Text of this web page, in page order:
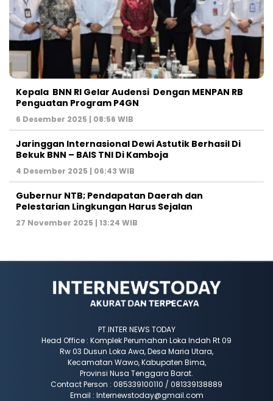
Kepala BNN RI Gelar Audensi Dengan MENPAN RB
Penguatan Program P4GN
6 Desember 2025 | 08:56 WIB
Jaringgan Internasional Dewi Astutik Berhasil Di
Bekuk BNN – BAIS TNI Di Kamboja
4 Desember 2025 | 06:43 WIB
Gubernur NTB; Pendapatan Daerah dan
Pelestarian Lingkungan Harus Sejalan
27 November 2025 | 13:24 WIB
PT.INTER NEWS TODAY
Head Office : Komplek Perumahan Loka Indah Rt 09
Rw 03 Dusun Loka Awa, Desa Maria Utara,
Kecamatan Wawo, Kabupaten Bima,
Provinsi Nusa Tenggara Barat.
Contact Person : 085339100110 / 081339138889
Email : Internewstoday@gmail.com